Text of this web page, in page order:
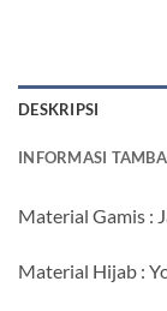
DESKRIPSI
INFORMASI
Material Gamis :
Material Hijab :